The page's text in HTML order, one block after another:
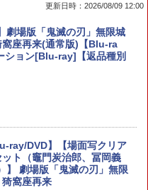
トウェア 【封入特典付】
RING Tarnished E
AAF6C NSW2 エルデン
シュエディション]
Tarnished Edition Swit
スカイライン リマスター
ペシャル・エディション
【新品】おそ松さん トッテ
アニメ『第3期』決定☆ア
カラ松)★アニメ『第3期』決
ットSALE★[別倉庫から取
更新日時：2026/08/09 12:00
劇場版「鬼滅の刃」無限城
座再来(通常版)【Blu-ra
ション[Blu-ray]【返品種別
ray/DVD】【場面写クリア
ト（竈門炭治郎、冨岡義
】 劇場版「鬼滅の刃」無限
窩座再来